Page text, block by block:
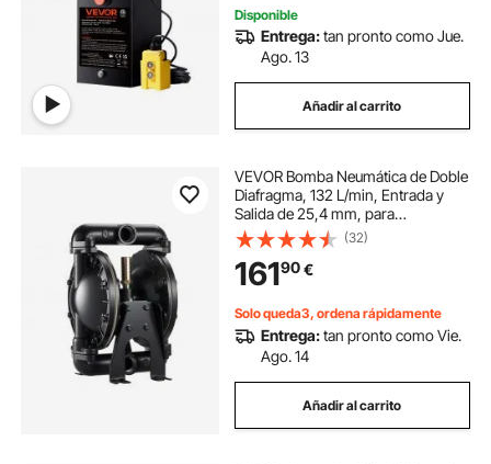
Disponible
Entrega:tan pronto como Jue.
Ago. 13
Añadir al carrito
VEVOR Bomba Neumática de Doble
Diafragma, 132 L/min, Entrada y
Salida de 25,4 mm, para
Transferencia de Aceite Usado,
Carcasa de Aleación de Aluminio,
para Diésel, Grasa, Queroseno y
Gasolina
(32)
16190€
Solo queda3, ordena rápidamente
Entrega:tan pronto como Vie.
Ago. 14
Añadir al carrito